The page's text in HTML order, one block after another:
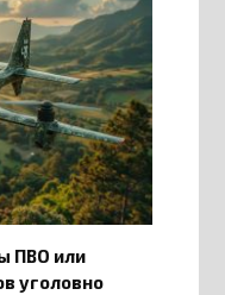
ПВО или
уголовно